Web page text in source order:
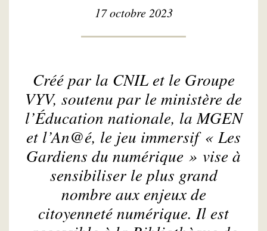
17 octobre 2023
Créé par la CNIL et le Groupe
VYV, soutenu par le ministère de
l’Éducation nationale, la MGEN
et l’An@é, le jeu immersif « Les
Gardiens du numérique » vise à
sensibiliser le plus grand
nombre aux enjeux de
citoyenneté numérique. Il est